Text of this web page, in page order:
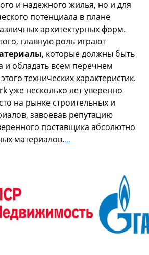
и надежного жилья, но и для
потенциала в плане
архитектурных форм.
главную роль играют
, которые должны быть
и обладать всем перечнем
технических характеристик.
уже несколько лет уверенно
на рынке строительных и
завоевав репутацию
поставщика абсолютно
материалов....